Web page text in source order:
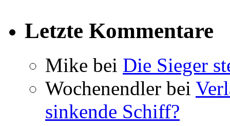
Letzte Kommentare
Mike bei Die Sieger
Wochenendler bei
sinkende Schiff?